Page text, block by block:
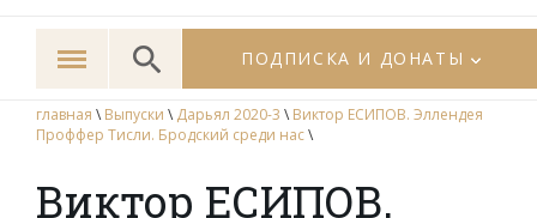
ПОДПИСКА И ДОНАТЫ
главная \ Выпуски \ Дарьял 2020-3 \ Виктор ЕСИПОВ. Эллендея
Проффер Тисли. Бродский среди нас\
Виктор ЕСИПОВ.